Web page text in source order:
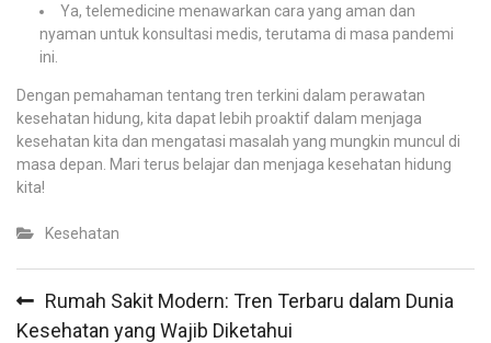
Ya, telemedicine menawarkan cara yang aman dan
nyaman untuk konsultasi medis, terutama di masa pandemi
ini.
Dengan pemahaman tentang tren terkini dalam perawatan
kesehatan hidung, kita dapat lebih proaktif dalam menjaga
kesehatan kita dan mengatasi masalah yang mungkin muncul di
masa depan. Mari terus belajar dan menjaga kesehatan hidung
kita!
Kesehatan
navigation
Rumah Sakit Modern: Tren Terbaru dalam Dunia
Kesehatan yang Wajib Diketahui